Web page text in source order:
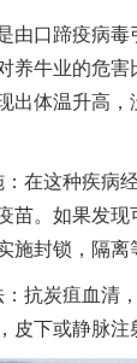
口蹄疫病毒
养牛业的危
出体温升高
这种疾病经
苗。如果发
施封锁，隔离
炭疽血清，
皮下或静脉注